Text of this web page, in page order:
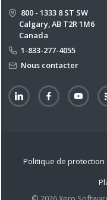
800 - 1333 8 ST SW
Calgary, AB T2R 1M6
Canada
1-833-277-4055
Nous contacter
Politique de protection